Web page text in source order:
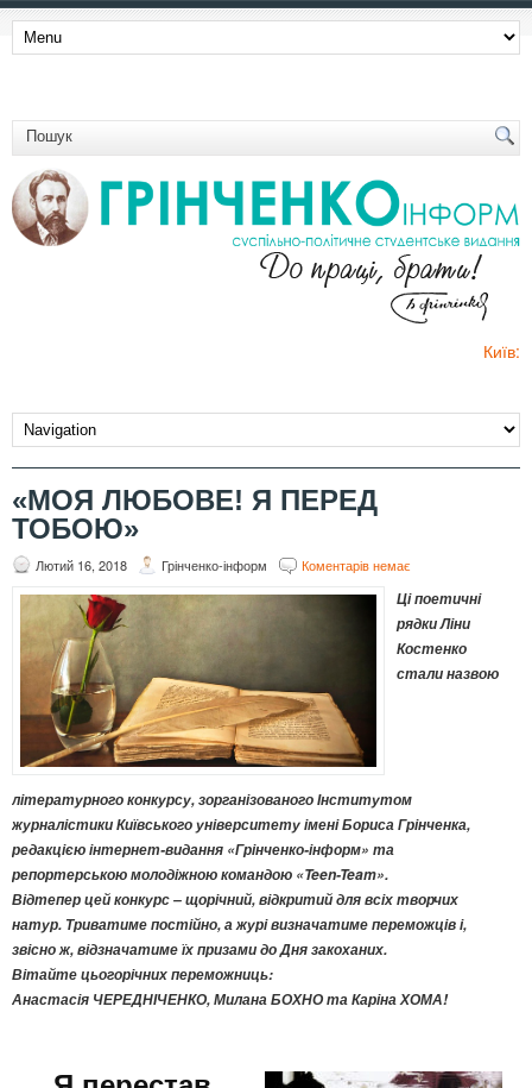
Київ:
«МОЯ ЛЮБОВЕ! Я ПЕРЕД
ТОБОЮ»
Лютий 16, 2018 Грінченко-інформ Коментарів немає
Ці поетичні
рядки Ліни
Костенко
стали назвою
літературного конкурсу, зорганізованого Інститутом
журналістики Київського університету імені Бориса Грінченка,
редакцією інтернет-видання «Грінченко-інформ» та
репортерською молодіжною командою «Teen-Team».
Відтепер цей конкурс – щорічний, відкритий для всіх творчих
натур. Триватиме постійно, а журі визначатиме переможців і,
звісно ж, відзначатиме їх призами до Дня закоханих.
Вітайте цьогорічних переможниць:
Анастасія ЧЕРЕДНІЧЕНКО, Милана БОХНО та Каріна ХОМА!